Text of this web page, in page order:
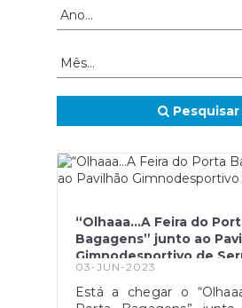
Pesquisar
“Olhaaa…A Feira do
Bagagens” junto ao
Gimnodesportivo de
03-JUN-2023
Está a chegar o